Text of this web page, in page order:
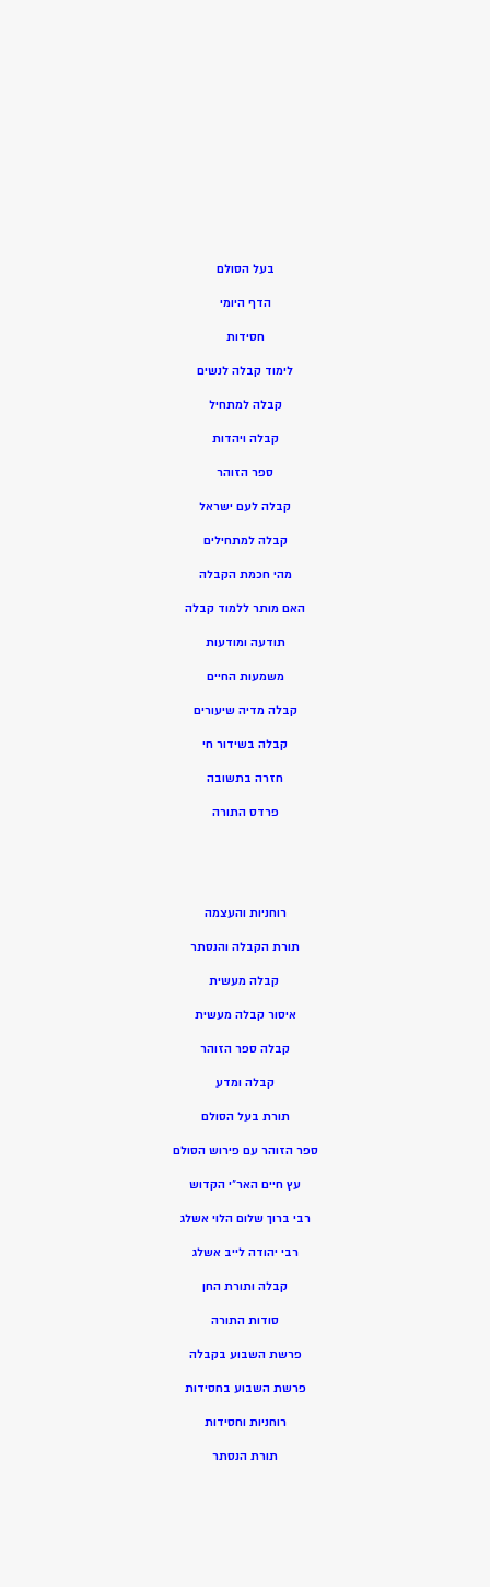
בעל הסולם
הדף היומי
חסידות
לימוד קבלה לנשים
קבלה למתחיל
קבלה ויהדות
ספר הזוהר
קבלה לעם ישראל
קבלה למתחילים
מהי חכמת הקבלה
האם מותר ללמוד קבלה
תודעה ומודעות
משמעות החיים
קבלה מדיה שיעורים
קבלה בשידור חי
חזרה בתשובה
פרדס התורה
רוחניות והעצמה
תורת הקבלה והנסתר
קבלה מעשית
איסור קבלה מעשית
קבלה ספר הזוהר
קבלה ומדע
תורת בעל הסולם
ספר הזוהר עם פירוש הסולם
עץ חיים האר”י הקדוש
רבי ברוך שלום הלוי אשלג
רבי יהודה לייב אשלג
קבלה ותורת החן
סודות התורה
פרשת השבוע בקבלה
פרשת השבוע בחסידות
רוחניות וחסידות
תורת הנסתר